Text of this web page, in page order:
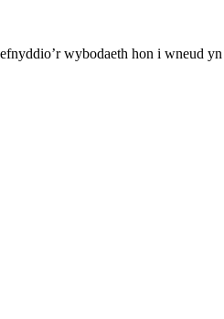
wybodaeth hon i wneud